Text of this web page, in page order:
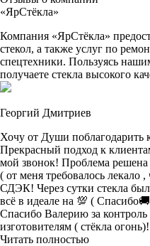
«ЯрСтёкла»
Компания «ЯрСтёкла»
стекол, а также услуг по
спецтехники. Пользуясь
получаете стекла высокого
Георгий Дмитриев
Хочу от Души поблагодарить
Прекрасный подход к
мой звонок! Проблема решена
( от меня требовалось лекало
СДЭК! Через сутки стекла
всё в идеале на 💯 (
Спасибо Валерию за контроль
изготовителям ( стёкла
Читать полностью